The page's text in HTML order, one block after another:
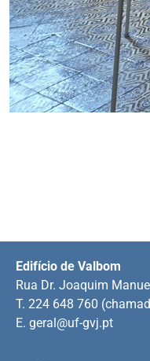
Edifício de Valbom
Rua Dr. Joaquim
T. 224 648 760
E. geral@uf-gvj.pt